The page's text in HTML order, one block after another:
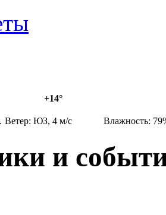
+14°
Ветер: ЮЗ, 4 м/с Влажность:
и